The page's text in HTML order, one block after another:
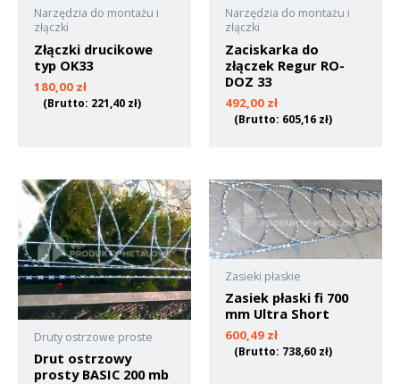
Narzędzia do montażu i
złączki
Złączki drucikowe
typ OK33
180,00 zł
(Brutto: 221,40 zł)
Narzędzia do montażu i
złączki
Zaciskarka do
złączek Regur RO-
DOZ 33
492,00 zł
(Brutto: 605,16 zł)
Druty ostrzowe proste
Drut ostrzowy
prosty BASIC 200 mb
Zasieki płaskie
Zasiek płaski fi 700
mm Ultra Short
600,49 zł
(Brutto: 738,60 zł)